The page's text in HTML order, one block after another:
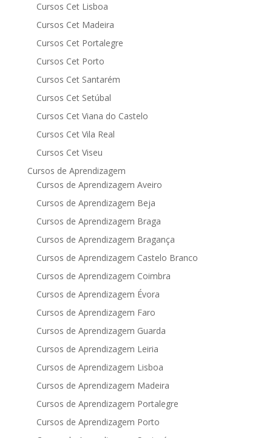
Cursos Cet Lisboa
Cursos Cet Madeira
Cursos Cet Portalegre
Cursos Cet Porto
Cursos Cet Santarém
Cursos Cet Setúbal
Cursos Cet Viana do Castelo
Cursos Cet Vila Real
Cursos Cet Viseu
Cursos de Aprendizagem
Cursos de Aprendizagem Aveiro
Cursos de Aprendizagem Beja
Cursos de Aprendizagem Braga
Cursos de Aprendizagem Bragança
Cursos de Aprendizagem Castelo Branco
Cursos de Aprendizagem Coimbra
Cursos de Aprendizagem Évora
Cursos de Aprendizagem Faro
Cursos de Aprendizagem Guarda
Cursos de Aprendizagem Leiria
Cursos de Aprendizagem Lisboa
Cursos de Aprendizagem Madeira
Cursos de Aprendizagem Portalegre
Cursos de Aprendizagem Porto